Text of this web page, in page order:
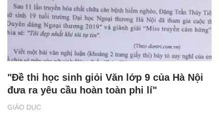
GIÁO DỤC
"Đề thi học sinh giỏi Văn lớp 9 của Hà Nội
đưa ra yêu cầu hoàn toàn phi lí"